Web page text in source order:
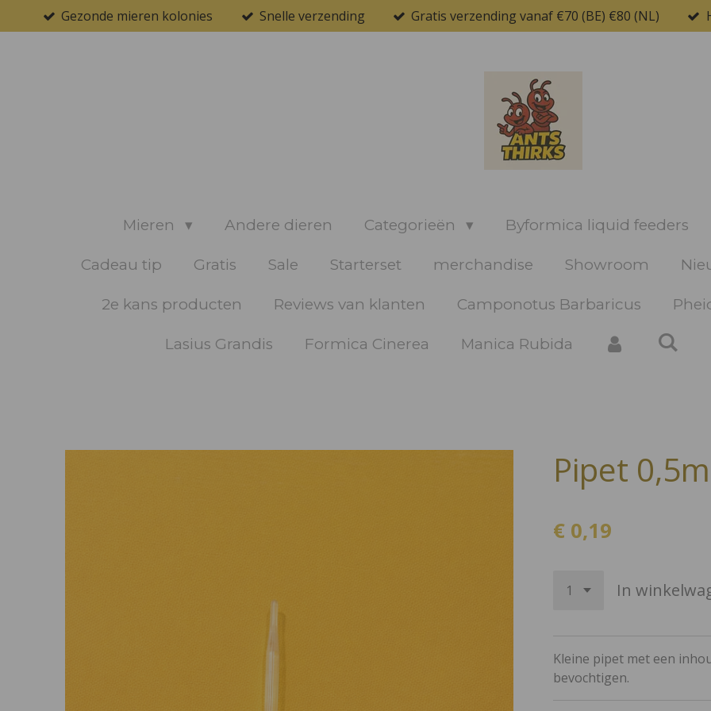
direct
Gezonde mieren kolonies Snelle verzending Gratis verzending vanaf €70 (BE) €80 (NL)
Mieren Andere dieren Categorieën Byformica liquid feeders
Cadeau tip Gratis Sale Starterset merchandise Showroom
2e kans producten Reviews van klanten Camponotus Barbaricus
Lasius Grandis Formica Cinerea Manica Rubida
Pipet
€ 0,19
In
Kleine pipet met een
bevochtigen.